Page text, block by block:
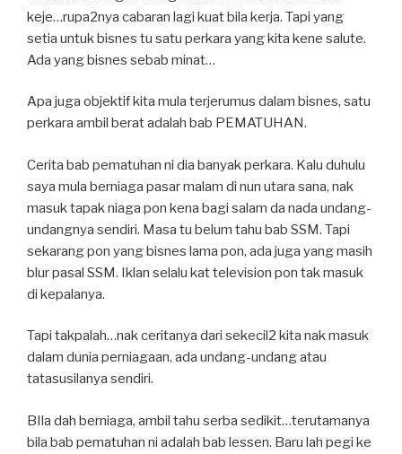
keje…rupa2nya cabaran lagi kuat bila kerja. Tapi yang
setia untuk bisnes tu satu perkara yang kita kene salute.
Ada yang bisnes sebab minat…
Apa juga objektif kita mula terjerumus dalam bisnes, satu
perkara ambil berat adalah bab PEMATUHAN.
Cerita bab pematuhan ni dia banyak perkara. Kalu duhulu
saya mula berniaga pasar malam di nun utara sana, nak
masuk tapak niaga pon kena bagi salam da nada undang-
undangnya sendiri. Masa tu belum tahu bab SSM. Tapi
sekarang pon yang bisnes lama pon, ada juga yang masih
blur pasal SSM. Iklan selalu kat television pon tak masuk
di kepalanya.
Tapi takpalah…nak ceritanya dari sekecil2 kita nak masuk
dalam dunia perniagaan, ada undang-undang atau
tatasusilanya sendiri.
BIla dah berniaga, ambil tahu serba sedikit…terutamanya
bila bab pematuhan ni adalah bab lessen. Baru lah pegi ke